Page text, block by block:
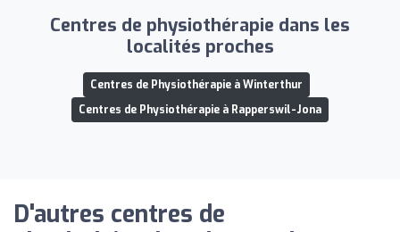
Centres de physiothérapie dans les
localités proches
Centres de Physiothérapie à Winterthur
Centres de Physiothérapie à Rapperswil-Jona
D'autres centres de